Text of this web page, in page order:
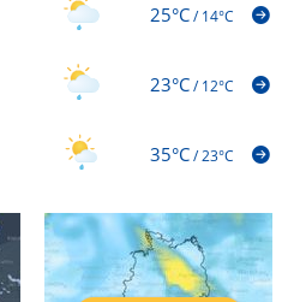
25°C/14°C
23°C/12°C
35°C/23°C